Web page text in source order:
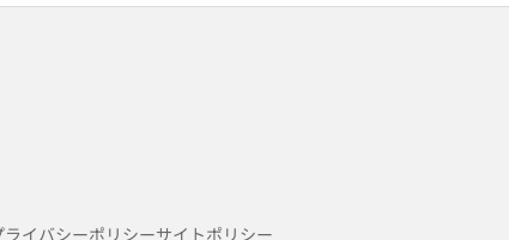
ライバシーポリシーサイトポリシー